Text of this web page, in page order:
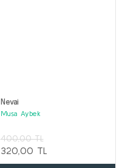
Nevai
Musa Aybek
400,00 TL
320,00 TL